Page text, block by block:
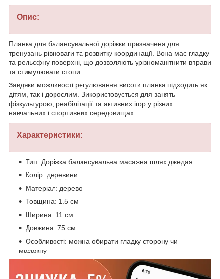
Опис:
Планка для балансувальної доріжки призначена для
тренувань рівноваги та розвитку координації. Вона має гладку
та рельєфну поверхні, що дозволяють урізноманітнити вправи
та стимулювати стопи.
Завдяки можливості регулювання висоти планка підходить як
дітям, так і дорослим. Використовується для занять
фізкультурою, реабілітації та активних ігор у різних
навчальних і спортивних середовищах.
Характеристики:
Тип: Доріжка балансувальна масажна шлях джедая
Колір: деревини
Матеріал: дерево
Товщина: 1.5 см
Ширина: 11 см
Довжина: 75 см
Особливості: можна обирати гладку сторону чи
масажну